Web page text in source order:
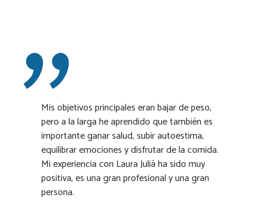
Mis objetivos principales eran bajar de peso,
pero a la larga he aprendido que también es
importante ganar salud, subir autoestima,
equilibrar emociones y disfrutar de la comida.
Mi experiencia con Laura Julià ha sido muy
positiva, es una gran profesional y una gran
persona.